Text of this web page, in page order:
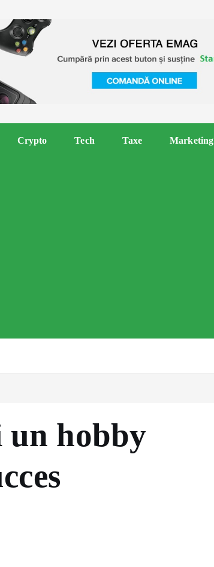
Crypto Tech Taxe Marketing
un hobby